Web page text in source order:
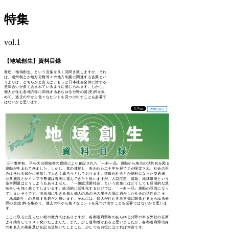
特集
vol.1
【地域創生】資料目録
最近「地域創生」という言葉を良く見聞き致しますが、それ
は、道州制とか地方分権等々の地方制度に関連する言葉とい
うよりは、どちらかと言えば、もっと日本社会全体に対する
意味合いが多く含まれているように感じられます。しかし、
個人が住む各地方毎に関係するあらゆる分野の資(史)料を集
めて、過去の中から色々なヒントを見つけ出すことも必要で
はないかと思います。
三十数年前、平松大分県知事の提唱により創設された「一村一品」運動から地方の活性化を図る
運動が生まれて来ました。しかし、其の運動も、失われた二十年を経て力が限定され、社会の歪
みはそれを遥かに凌駕して大きく成ろうとしております。情報化社会とか便利になった交通網、
公共施設とかインフラ整備は着実に進んできたと思いますが、人口問題、資源、地球環境という
基本問題はどうしようもありません。「一億総活躍社会」という言葉にはどうしても経済的な意
味合いを強く感じてしまいます。経済的に活性化するだけでは、「一村一品」運動の亜流になっ
てしまいそうです。各地域に生きる個人個人の為のその場その場に適合した社会の活性化こそ
「地域創生」の意味する処だと思います。それには、個人が住む各地方毎に関係するあらゆる分
野の資(史)料を集めて、過去の中から色々なヒントを見つけ出すことも必要ではないかと思いま
す。
ここに取るに足らない程の微力ではありますが、各都道府県毎のあらゆる分野の本を弊社の在庫
より抽出してリスト化いたしました。また、少し違和感があると思いましたが、各都道府県出身
の有名人の著書及び伝記も追加いたしました。少しでもお役に立てれば幸甚です。